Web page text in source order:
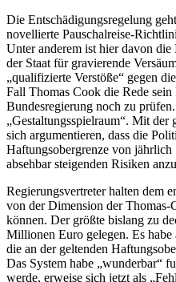
Die Entschädigungsregelung
novellierte Pauschalreise-
Unter anderem ist hier davon die
der Staat für gravierende
„qualifizierte Verstöße“ gegen
Fall Thomas Cook die Rede
Bundesregierung noch zu
„Gestaltungsspielraum“. Mit
sich argumentieren, dass die
Haftungsobergrenze von
absehbar steigenden Risiken
Regierungsvertreter halten dem
von der Dimension der Thomas-
können. Der größte bislang zu
Millionen Euro gelegen. Es
die an der geltenden
Das System habe „wunderbar“
werde, erweise sich jetzt als